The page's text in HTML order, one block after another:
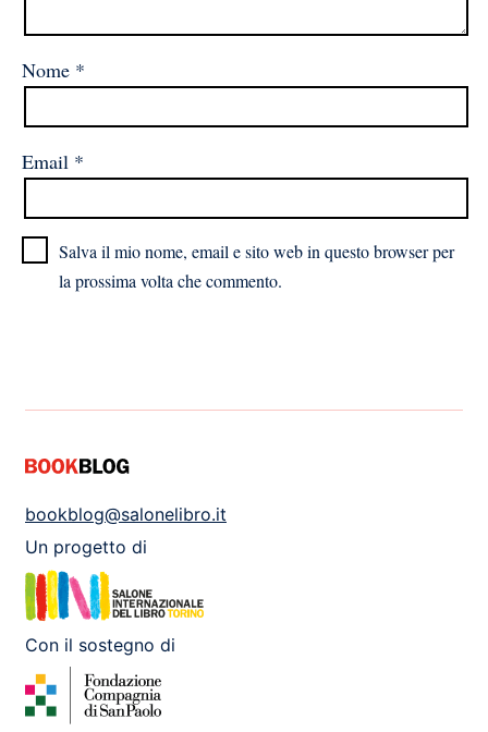
Nome *
Email *
Salva il mio nome, email e sito web in questo browser per
la prossima volta che commento.
bookblog@salonelibro.it
Un progetto di
Con il sostegno di